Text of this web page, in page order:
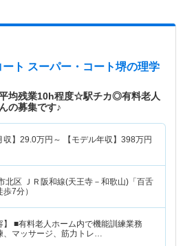
ト スーパー・コート堺の理学
平均残業10h程度☆駅チカ◎有料老人
の募集です♪
】 29.0万円～ 【モデル年収】 398万円
北区 ＪＲ阪和線(天王寺－和歌山)「百舌
7分）
】 ■有料老人ホーム内で機能訓練業務
、マッサージ、筋力トレ…